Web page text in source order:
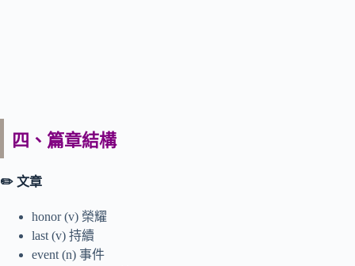
四、篇章結構
✏️ 文章
honor (v) 榮耀
last (v) 持續
event (n) 事件